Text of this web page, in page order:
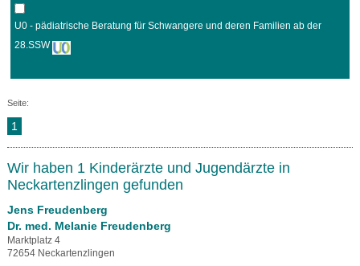
U0 - pädiatrische Beratung für Schwangere und deren Familien ab der
28.SSW
Seite:
1
Wir haben 1 Kinderärzte und Jugendärzte in
Neckartenzlingen gefunden
Jens Freudenberg
Dr. med. Melanie Freudenberg
Marktplatz 4
72654 Neckartenzlingen